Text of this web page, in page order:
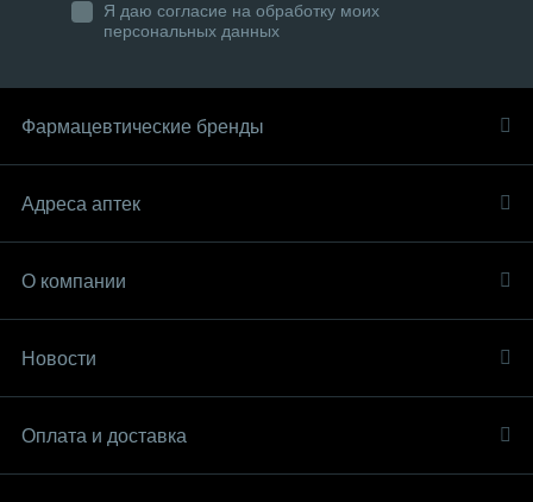
Я даю согласие на обработку моих
персональных данных
Фармацевтические бренды
Адреса аптек
О компании
Новости
Оплата и доставка